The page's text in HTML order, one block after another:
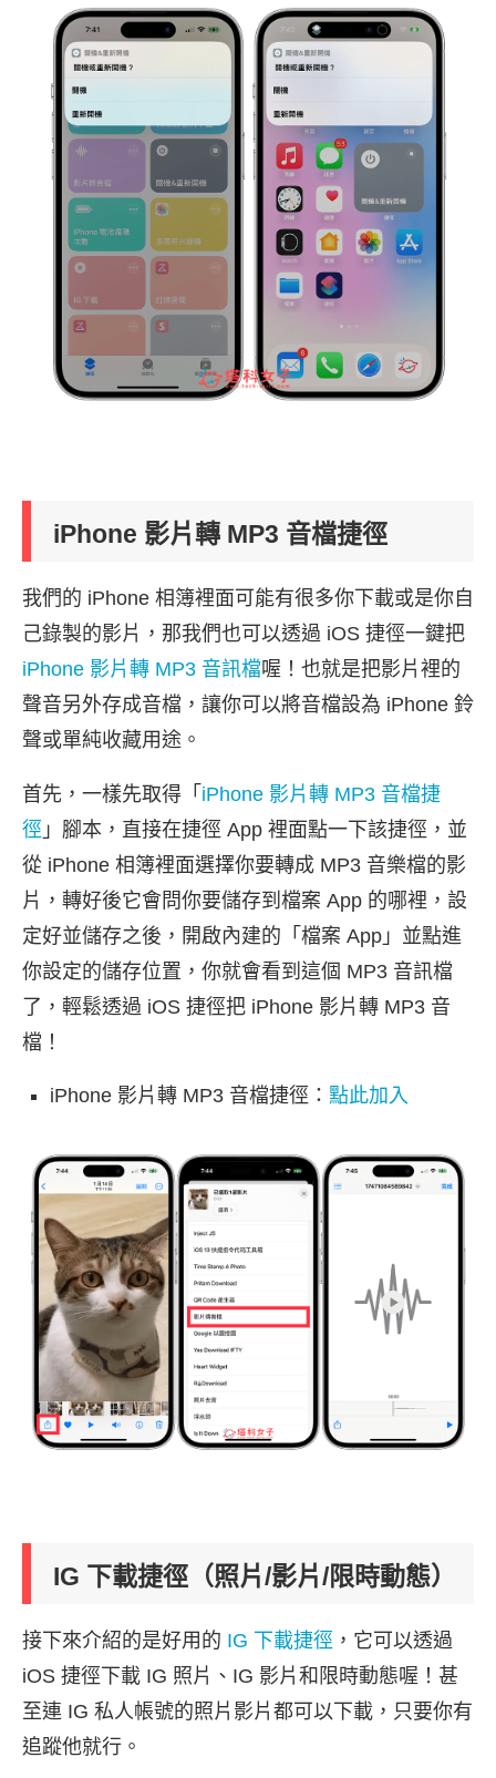
iPhone 影片轉 MP3 音檔捷徑
我們的 iPhone 相簿裡面可能有很多你下載或是你自
己錄製的影片，那我們也可以透過 iOS 捷徑一鍵把
iPhone 影片轉 MP3 音訊檔喔！也就是把影片裡的
聲音另外存成音檔，讓你可以將音檔設為 iPhone 鈴
聲或單純收藏用途。
首先，一樣先取得「 iPhone 影片轉 MP3 音檔捷
徑 」腳本，直接在捷徑 App 裡面點一下該捷徑，並
從 iPhone 相簿裡面選擇你要轉成 MP3 音樂檔的影
片，轉好後它會問你要儲存到檔案 App 的哪裡，設
定好並儲存之後，開啟內建的「檔案 App」並點進
你設定的儲存位置，你就會看到這個 MP3 音訊檔
了，輕鬆透過 iOS 捷徑把 iPhone 影片轉 MP3 音
檔！
iPhone 影片轉 MP3 音檔捷徑： 點此加入
IG 下載捷徑（照片/影片/限時動態）
接下來介紹的是好用的 IG 下載捷徑 ，它可以透過
iOS 捷徑下載 IG 照片、IG 影片和限時動態喔！甚
至連 IG 私人帳號的照片影片都可以下載，只要你有
追蹤他就行。